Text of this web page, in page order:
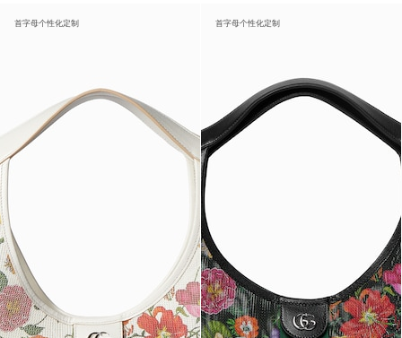
首字母个性化定制 首字母个性化定制